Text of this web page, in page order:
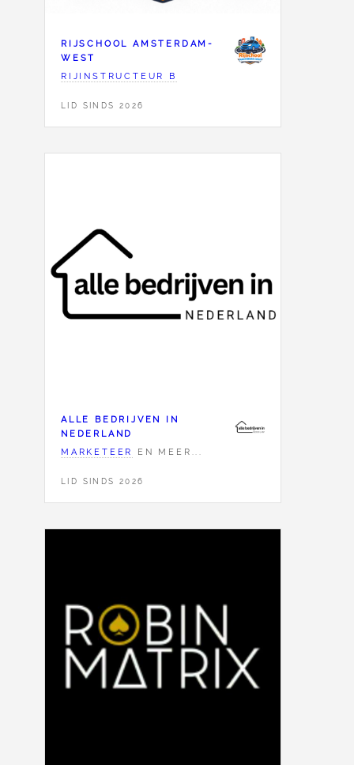
RIJSCHOOL AMSTERDAM-
WEST
RIJINSTRUCTEUR B
LID SINDS 2026
ALLE BEDRIJVEN IN
NEDERLAND
MARKETEER
EN MEER...
LID SINDS 2026